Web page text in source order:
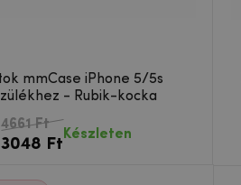
mmCase iPhone 5/5s
- Rubik-kocka
4661 Ft
3048 Ft
Készleten